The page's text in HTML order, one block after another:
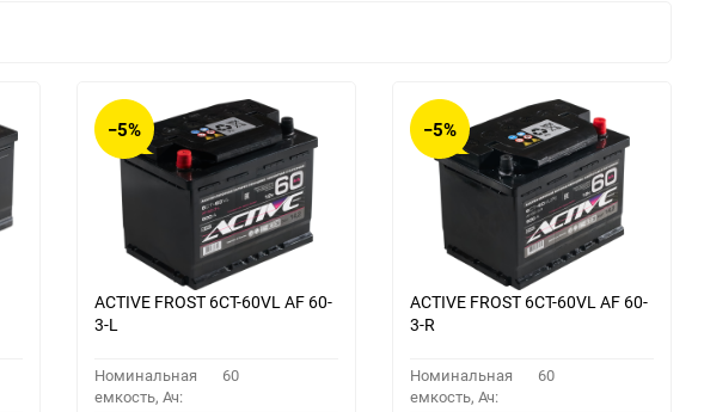
−5%
ACTIVE FROST 6СТ-60VL АF 60-
3-L
Номинальная
емкость, Ач:
60
−5%
ACTIVE FROST 6СТ-60VL АF 60-
3-R
Номинальная
емкость, Ач:
60